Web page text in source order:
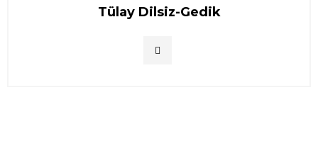
Tülay Dilsiz-Gedik